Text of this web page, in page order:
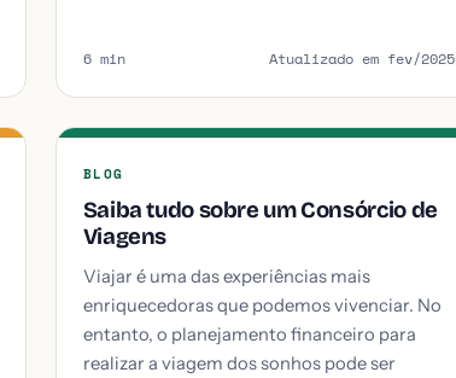
6 min Atualizado em fev/2025
BLOG
Saiba tudo sobre um Consórcio de
Viagens
Viajar é uma das experiências mais
enriquecedoras que podemos vivenciar. No
entanto, o planejamento financeiro para
realizar a viagem dos sonhos pode ser